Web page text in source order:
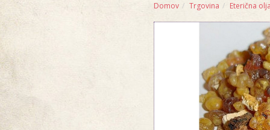
Domov Trgovina Eterična